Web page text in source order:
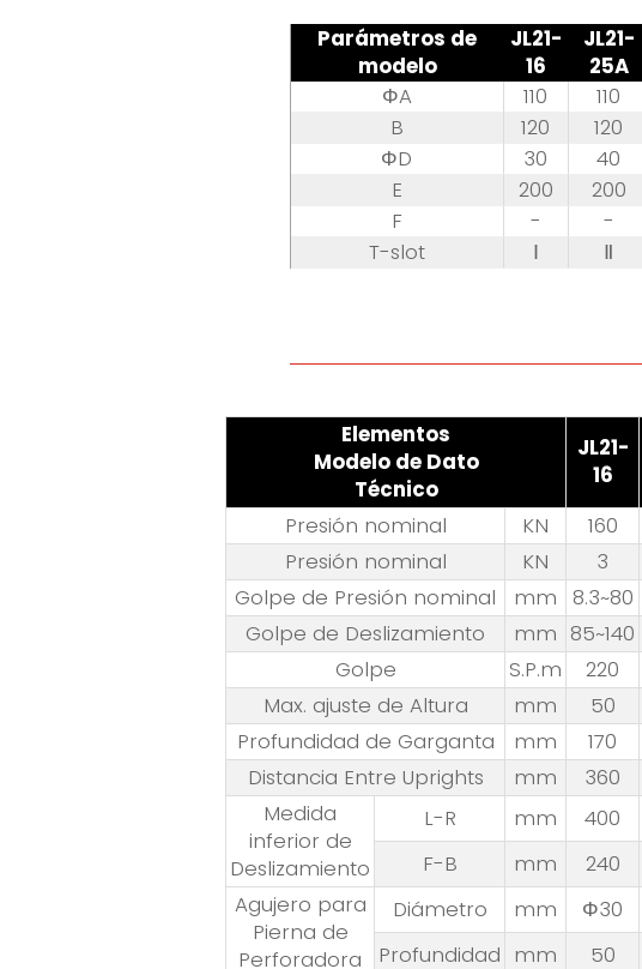
Parámetros de
modelo
JL21-
16
JL21-
25A
ΦA
110 110
B
120 120
ΦD
30 40
E
200 200
F
- -
T-slot
Ⅰ Ⅱ
Elementos
Modelo de Dato
Técnico
JL21-
16
Presión nominal
KN 160
Presión nominal
KN 3
Golpe de Presión nominal
mm 8.3~80
Golpe de Deslizamiento
mm 85~140
Golpe
S.P.m 220
Max. ajuste de Altura
mm 50
Profundidad de Garganta
mm 170
Distancia Entre Uprights
mm 360
Medida
inferior de
Deslizamiento
L-R mm 400
F-B
mm 240
Agujero para
Pierna de
Perforadora
Diámetro mm Φ30
Profundidad mm 50